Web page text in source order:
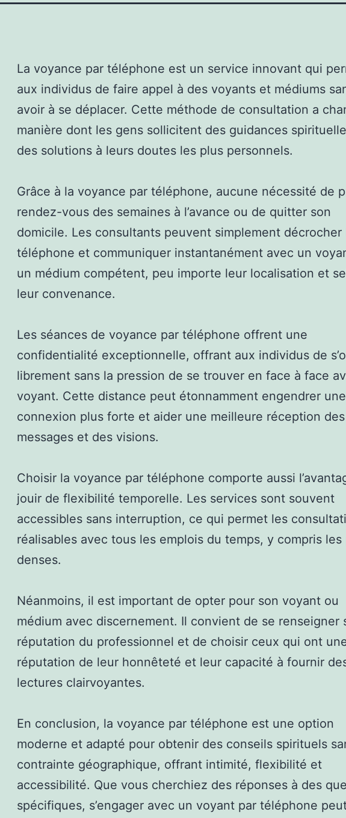
La voyance par téléphone est un service innovant qui
aux individus de faire appel à des voyants et médiums
avoir à se déplacer. Cette méthode de consultation a
manière dont les gens sollicitent des guidances
des solutions à leurs doutes les plus personnels.
Grâce à la voyance par téléphone, aucune nécessité de
rendez-vous des semaines à l’avance ou de quitter son
domicile. Les consultants peuvent simplement décrocher
téléphone et communiquer instantanément avec un
un médium compétent, peu importe leur localisation et
leur convenance.
Les séances de voyance par téléphone offrent une
confidentialité exceptionnelle, offrant aux individus de
librement sans la pression de se trouver en face à face
voyant. Cette distance peut étonnamment engendrer une
connexion plus forte et aider une meilleure réception des
messages et des visions.
Choisir la voyance par téléphone comporte aussi
jouir de flexibilité temporelle. Les services sont souvent
accessibles sans interruption, ce qui permet les
réalisables avec tous les emplois du temps, y compris les
denses.
Néanmoins, il est important de opter pour son voyant ou
médium avec discernement. Il convient de se renseigner
réputation du professionnel et de choisir ceux qui ont
réputation de leur honnêteté et leur capacité à fournir
lectures clairvoyantes.
En conclusion, la voyance par téléphone est une option
moderne et adapté pour obtenir des conseils spirituels
contrainte géographique, offrant intimité, flexibilité et
accessibilité. Que vous cherchiez des réponses à des
spécifiques, s’engager avec un voyant par téléphone